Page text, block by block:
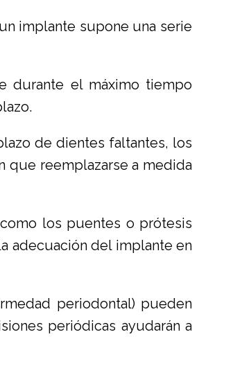
implante supone una serie
durante el máximo tiempo
de dientes faltantes, los
que reemplazarse a medida
los puentes o prótesis
adecuación del implante en
periodontal) pueden
periódicas ayudarán a